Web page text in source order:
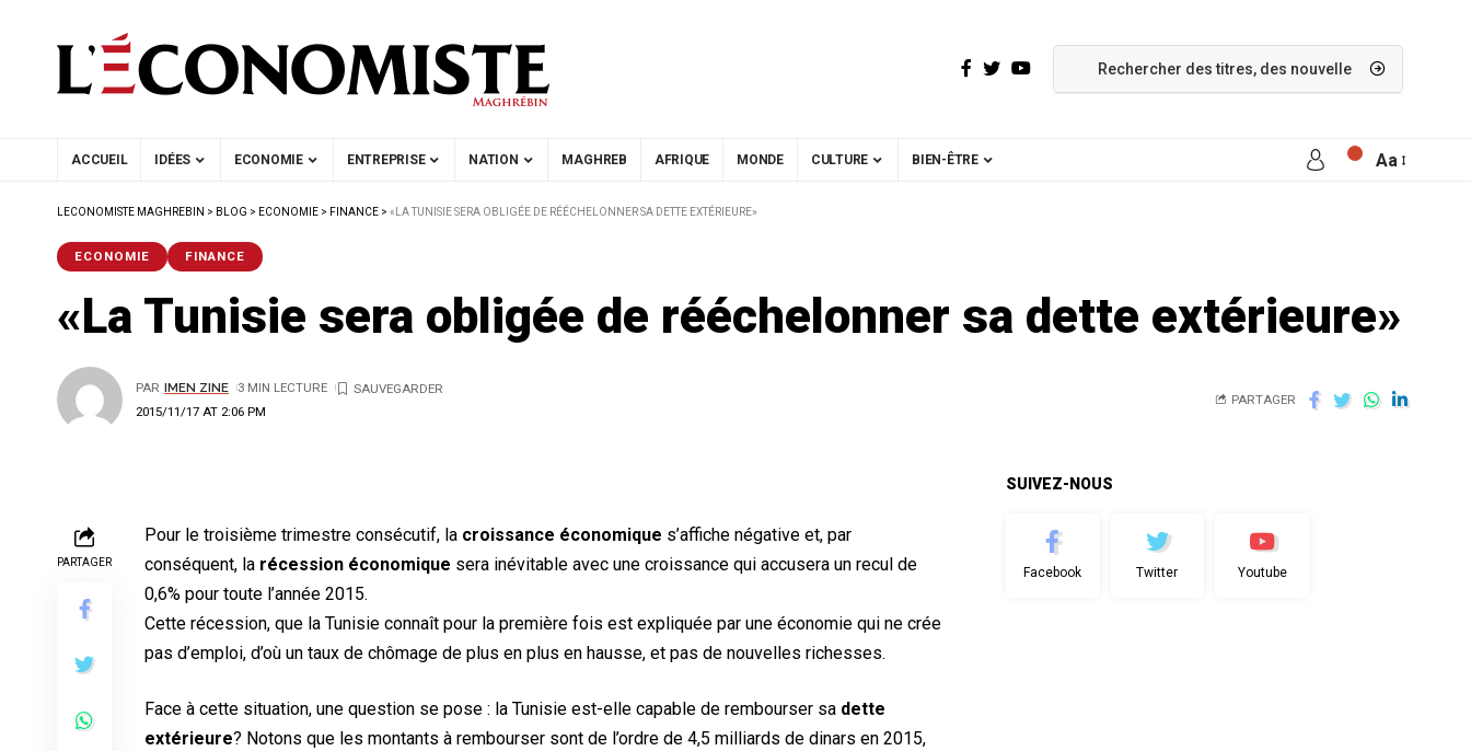
ACCUEIL IDÉES ECONOMIE ENTREPRISE NATION MAGHREB AFRIQUE MONDE CULTURE BIEN-ÊTRE Aa
LECONOMISTE MAGHREBIN > BLOG > ECONOMIE > FINANCE > «LA TUNISIE SERA OBLIGÉE DE RÉÉCHELONNER SA DETTE EXTÉRIEURE»
ECONOMIE FINANCE
«La Tunisie sera obligée de rééchelonner sa dette extérieure»
2015/11/17 AT 2:06 PM
PAR IMEN ZINE 3 MIN LECTURE
PARTAGER
PARTAGER
Pour le troisième trimestre consécutif, la croissance économique s’affiche négative et, par
conséquent, la récession économique sera inévitable avec une croissance qui accusera un recul de
0,6% pour toute l’année 2015.
Cette récession, que la Tunisie connaît pour la première fois est expliquée par une économie qui ne crée
pas d’emploi, d’où un taux de chômage de plus en plus en hausse, et pas de nouvelles richesses.
Face à cette situation, une question se pose : la Tunisie est-elle capable de rembourser sa dette
extérieure? Notons que les montants à rembourser sont de l’ordre de 4,5 milliards de dinars en 2015,
SUIVEZ-NOUS
Facebook Twitter Youtube